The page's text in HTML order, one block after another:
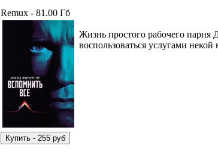
Remux - 81.00 Гб
Жизнь простого рабочего парня
воспользоваться услугами